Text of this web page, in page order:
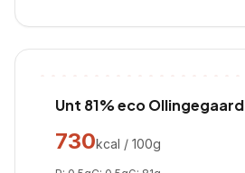
Unt 81% eco Ollingegaard
730kcal / 100g